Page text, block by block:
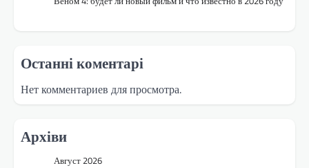
Останні коментарі
Нет комментариев для просмотра.
Архіви
Август 2026